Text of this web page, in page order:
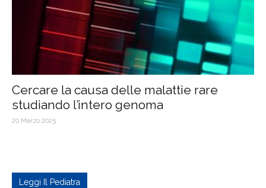
Cercare la causa delle malattie rare
studiando l’intero genoma
20 Marzo 2025
Leggi Il Pediatra